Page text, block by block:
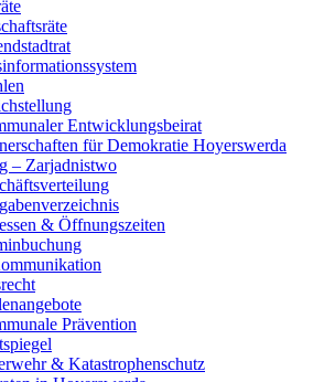
Entwicklungsbeirat
für Demokratie Hoyerswerda
– Zarjadnistwo
& Öffnungszeiten
Prävention
& Katastrophenschutz